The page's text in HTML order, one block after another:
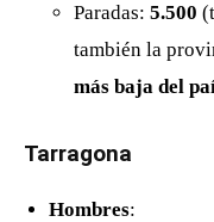
Paradas: 5.500
también la
más baja del
Tarragona
Hombres: